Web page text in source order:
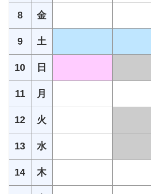
8 金
9 土
10 日
11 月
12 火
13 水
14 木